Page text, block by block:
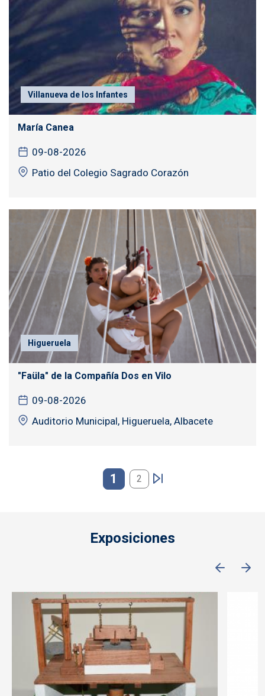
Villanueva de los Infantes
María Canea
09-08-2026
Patio del Colegio Sagrado Corazón
Higueruela
"Faüla" de la Compañía Dos en Vilo
09-08-2026
Auditorio Municipal, Higueruela, Albacete
1 2
Exposiciones